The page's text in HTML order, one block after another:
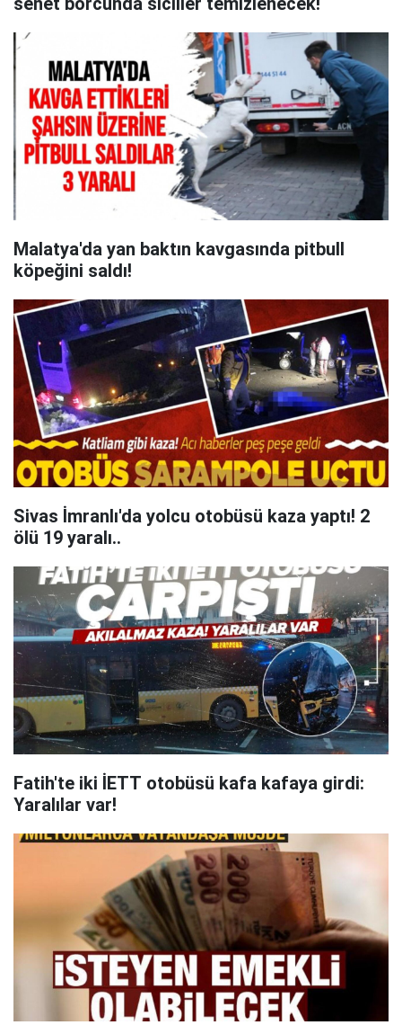
Malatya'da yan baktın kavgasında pitbull
köpeğini saldı!
Sivas İmranlı'da yolcu otobüsü kaza yaptı! 2
ölü 19 yaralı..
Fatih'te iki İETT otobüsü kafa kafaya girdi:
Yaralılar var!